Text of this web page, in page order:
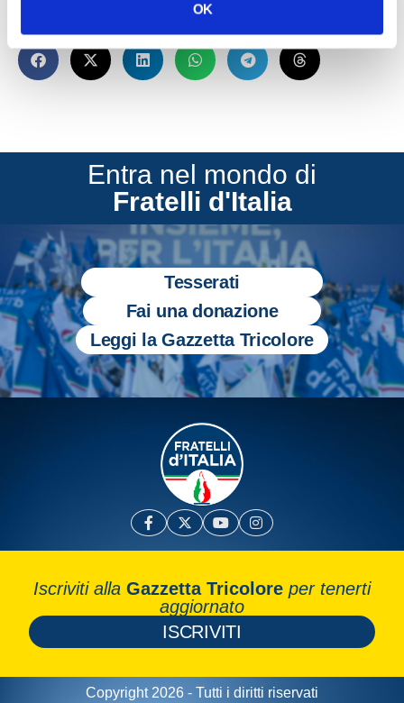
OK
Entra nel mondo di
Fratelli d'Italia
Tesserati
Fai una donazione
Leggi la Gazzetta Tricolore
Iscriviti alla Gazzetta Tricolore per tenerti
aggiornato
ISCRIVITI
Copyright 2026 - Tutti i diritti riservati